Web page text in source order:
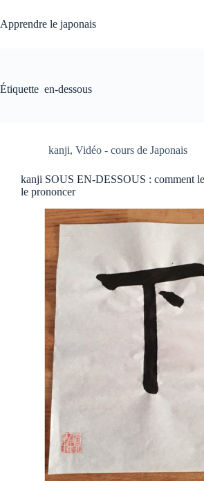
au
contenu
Apprendre le japonais
Étiquette en-dessous
kanji, Vidéo - cours de Japonais
kanji SOUS EN-DESSOUS : comment
le prononcer